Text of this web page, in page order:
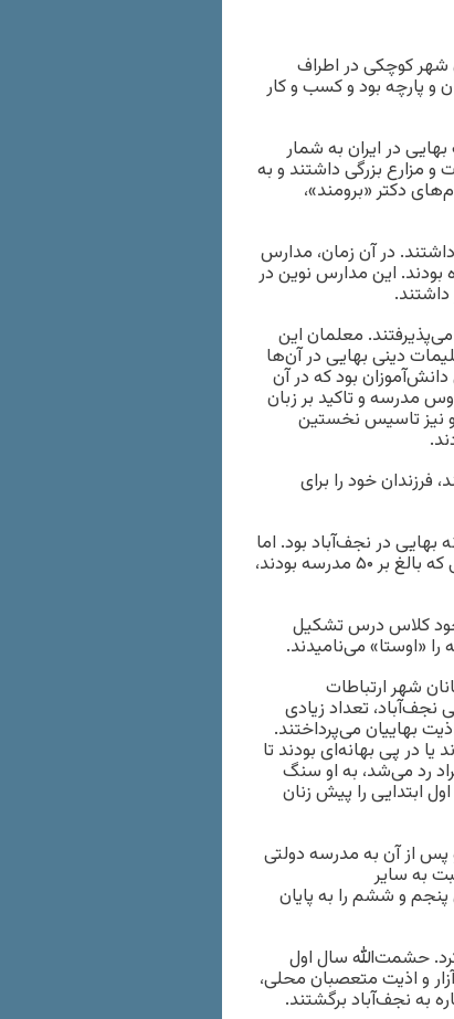
که در آن زمان شهر کوچکی در اطراف
و پارچه بود و کسب و کار
در ایران به‌ شمار
مزارع بزرگی داشتند و به
دکتر «برومند»،
در آن زمان، مدارس
این مدارس نوین در
معلمان این
دینی بهایی در آن‌ها
بود که در آن
مدرسه و تاکید بر زبان
نیز تاسیس نخستین
خود را برای
در نجف‌آباد بود. اما
در آذر ۱۳۱۳، به دستور وزارت معارف زمان «رضاشاه»، کلیه مدارس بهایی که بالغ بر ۵۰ مدرسه بودند،
کلاس درس تشکیل
«اوستا» می‌نامیدند.
شهر ارتباطات
نجف‌آباد، تعداد زیادی
بهاییان می‌پرداختند.
پی بهانه‌ای بودند تا
رد می‌شد، به او سنگ
ابتدایی را پیش زنان
پس از آن به مدرسه دولتی
به سایر
و ششم را به پایان
حشمت‌الله سال اول
و اذیت متعصبان محلی،
به نجف‌آباد برگشتند.